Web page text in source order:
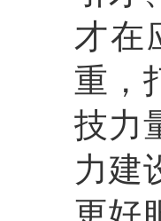
才在
重，
技力
力建